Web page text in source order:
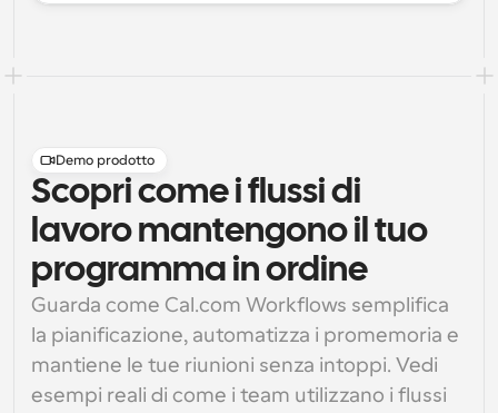
Demo prodotto
Scopri come i flussi di
lavoro mantengono il tuo
programma in ordine
Guarda come Cal.com Workflows semplifica
la pianificazione, automatizza i promemoria e
mantiene le tue riunioni senza intoppi. Vedi
esempi reali di come i team utilizzano i flussi